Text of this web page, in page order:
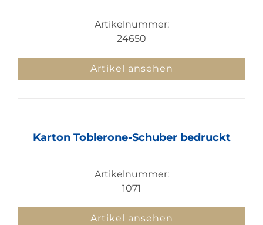
Artikelnummer:
24650
Artikel ansehen
Karton Toblerone-Schuber bedruckt
Artikelnummer:
1071
Artikel ansehen